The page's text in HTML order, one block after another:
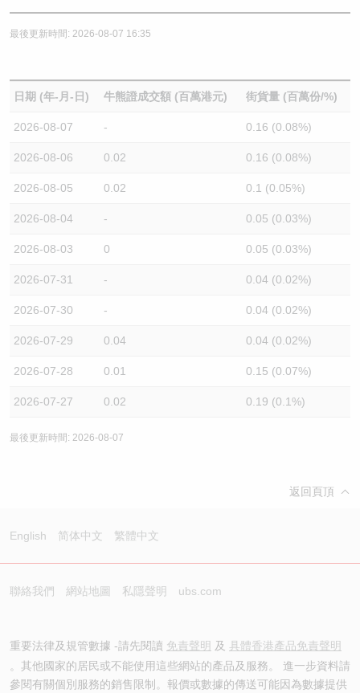
最後更新時間: 2026-08-07 16:35
日期 (年-月-日) 牛熊證成交額 (百萬港元) 街貨量 (百萬份/%)
2026-08-07 - 0.16 (0.08%)
2026-08-06 0.02 0.16 (0.08%)
2026-08-05 0.02 0.1 (0.05%)
2026-08-04 - 0.05 (0.03%)
2026-08-03 0 0.05 (0.03%)
2026-07-31 - 0.04 (0.02%)
2026-07-30 - 0.04 (0.02%)
2026-07-29 0.04 0.04 (0.02%)
2026-07-28 0.01 0.15 (0.07%)
2026-07-27 0.02 0.19 (0.1%)
最後更新時間: 2026-08-07
返回頁頂
English 简体中文 繁體中文
聯絡我們 網站地圖 私隱聲明 ubs.com
重要法律及規管數據 -請先閱讀 免責聲明 及 具體香港產品免責聲明
。其他國家的居民或不能使用這些網站的產品及服務。 進一步資料請
參閱有關個別服務的銷售限制。報價或數據的傳送可能因為數據提供